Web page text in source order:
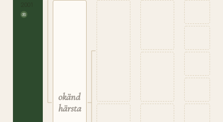
okänd
härstamning